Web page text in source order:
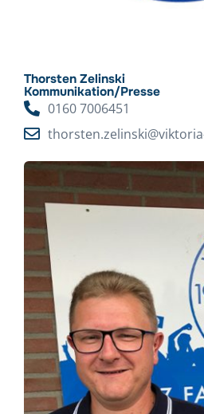
Thorsten Zelinski
Kommunikation/Presse
0160 7006451